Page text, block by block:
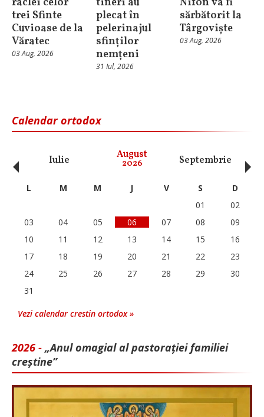
trei Sfinte
Cuvioase de la
Văratec
03 Aug, 2026
plecat în
pelerinajul
sfinților
nemțeni
31 Iul, 2026
sărbătorit la
Târgoviște
03 Aug, 2026
Calendar ortodox
Iulie August
2026 Septembrie
‹ L M M J V S
D
01
02
03
04 05 06 07 08
09
10
11 12 13 14 15
16
17
18 19 20 21 22
23
24
25 26 27 28 29
30
31
Vezi calendar crestin ortodox »
2026 - „Anul omagial al pastorației familiei
creștine”